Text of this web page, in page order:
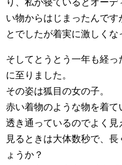
り、私が寝ているとオー
い物からはじまったんです
とでしたが着実に激しくな
そしてとうとう一年も経
に至りました。
その姿は狐目の女の子。
赤い着物のような物を着
透き通っているのでよく見
見るときは大体数秒で、
ょうか？